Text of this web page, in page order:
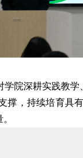
院深耕实践教
撑，持续培育具